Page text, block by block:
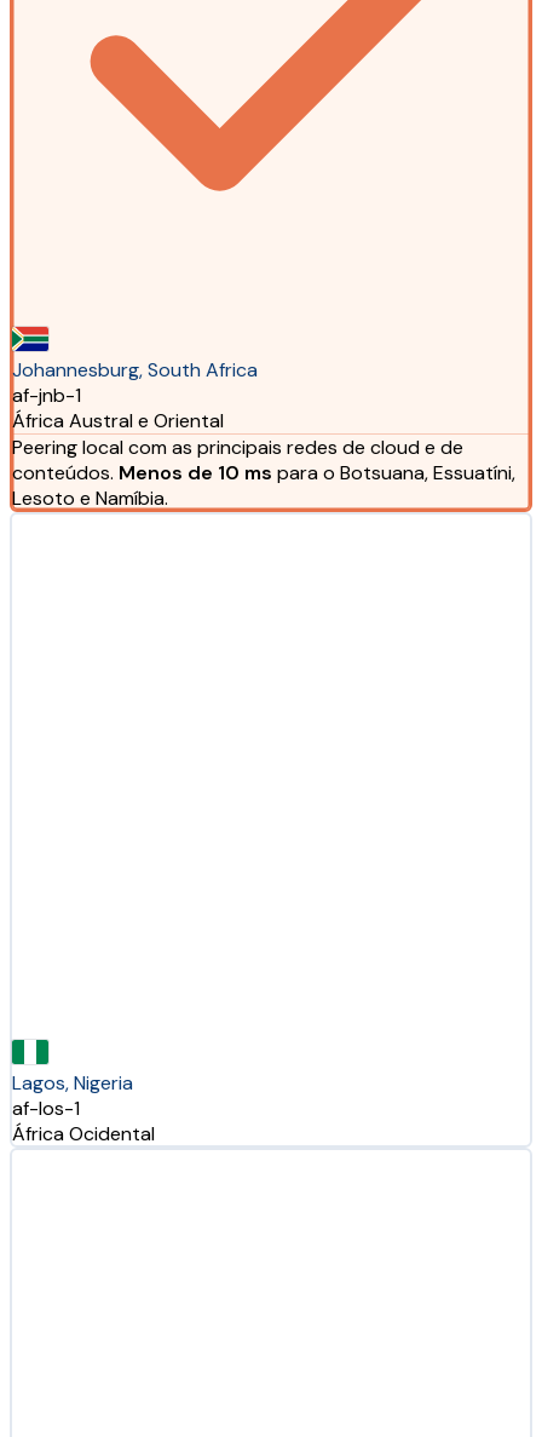
Johannesburg, South Africa
af-jnb-1
África Austral e Oriental
Peering local com as principais redes de cloud e de
conteúdos. Menos de 10 ms para o Botsuana, Essuatíni,
Lesoto e Namíbia.
Lagos, Nigeria
af-los-1
África Ocidental